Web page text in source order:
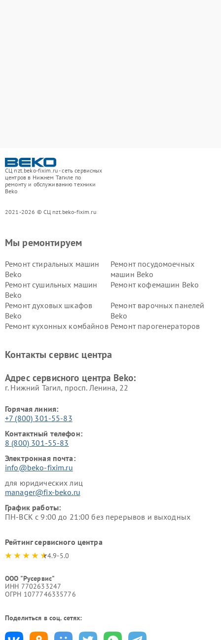
СЦ nzt.beko-fixim.ru - сеть сервисных
центров в Нижнем Тагиле по
ремонту и обслуживанию техники
Beko
2021-2026 © СЦ nzt.beko-fixim.ru
Мы ремонтируем
Ремонт стиральных машин
Beko
Ремонт посудомоечных
машин Beko
Ремонт сушильных машин
Beko
Ремонт кофемашин Beko
Ремонт духовых шкафов
Beko
Ремонт варочных панелей
Beko
Ремонт кухонных комбайнов Ремонт парогенераторов
Ремонт холодильников Beko Ремонт морозильных камер
Контакты сервис центра
Адрес сервисного центра Beko:
г. Нижний Тагил, просп. Ленина, 22
Горячая линия:
+7 (800) 301-55-83
Контактный телефон:
8 (800) 301-55-83
Электронная почта:
info@beko-fixim.ru
для юридических лиц
manager@fix-beko.ru
График работы:
ПН-ВСК с 9:00 до 21:00 без перерывов и выходных
Рейтинг сервисного центра
4.9-5.0
ООО "Русервис"
ИНН 7702633247
ОГРН 1077746335776
Поделиться в соц. сетях: